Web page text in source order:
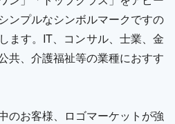
ンプルなシンボルマークですの
ます。IT、コンサル、士業、金
共、介護福祉等の業種におすす
のお客様、ロゴマーケットが強